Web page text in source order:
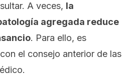
A veces, la
agregada reduce
. Para ello, es
el consejo anterior de las